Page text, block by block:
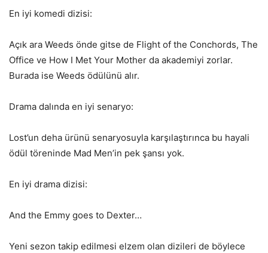
En iyi komedi dizisi:
Açık ara Weeds önde gitse de Flight of the Conchords, The
Office ve How I Met Your Mother da akademiyi zorlar.
Burada ise Weeds ödülünü alır.
Drama dalında en iyi senaryo:
Lost’un deha ürünü senaryosuyla karşılaştırınca bu hayali
ödül töreninde Mad Men’in pek şansı yok.
En iyi drama dizisi:
And the Emmy goes to Dexter…
Yeni sezon takip edilmesi elzem olan dizileri de böylece